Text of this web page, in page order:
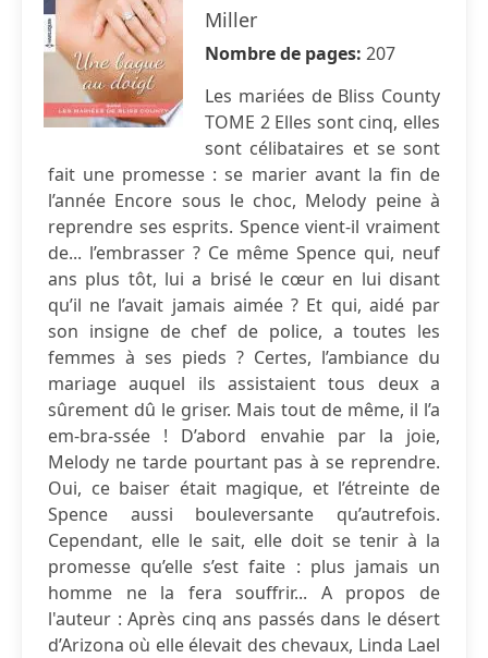
Miller
Nombre de pages: 207
Les mariées de Bliss County
TOME 2 Elles sont cinq, elles
sont célibataires et se sont
fait une promesse : se marier avant la fin de
l’année Encore sous le choc, Melody peine à
reprendre ses esprits. Spence vient-il vraiment
de... l’embrasser ? Ce même Spence qui, neuf
ans plus tôt, lui a brisé le cœur en lui disant
qu’il ne l’avait jamais aimée ? Et qui, aidé par
son insigne de chef de police, a toutes les
femmes à ses pieds ? Certes, l’ambiance du
mariage auquel ils assistaient tous deux a
sûrement dû le griser. Mais tout de même, il l’a
em-bra-ssée ! D’abord envahie par la joie,
Melody ne tarde pourtant pas à se reprendre.
Oui, ce baiser était magique, et l’étreinte de
Spence aussi bouleversante qu’autrefois.
Cependant, elle le sait, elle doit se tenir à la
promesse qu’elle s’est faite : plus jamais un
homme ne la fera souffrir... A propos de
l'auteur : Après cinq ans passés dans le désert
d’Arizona où elle élevait des chevaux, Linda Lael